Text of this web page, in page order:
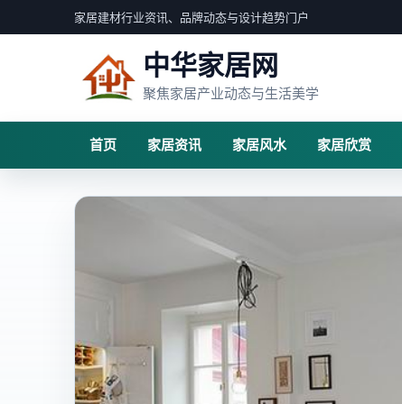
家居建材行业资讯、品牌动态与设计趋势门户
中华家居网
聚焦家居产业动态与生活美学
首页 家居资讯 家居风水 家居欣赏